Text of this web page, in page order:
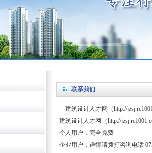
联系我们
建筑设计人才网（http://
建筑设计人才网（http://
个人用户：完全免费
企业用户：详情请拨打咨询电话